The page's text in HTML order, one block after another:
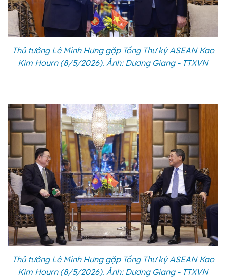
Thủ tướng Lê Minh Hưng gặp Tổng Thư ký ASEAN Kao
Kim Hourn (8/5/2026). Ảnh: Dương Giang - TTXVN
Thủ tướng Lê Minh Hưng gặp Tổng Thư ký ASEAN Kao
Kim Hourn (8/5/2026). Ảnh: Dương Giang - TTXVN